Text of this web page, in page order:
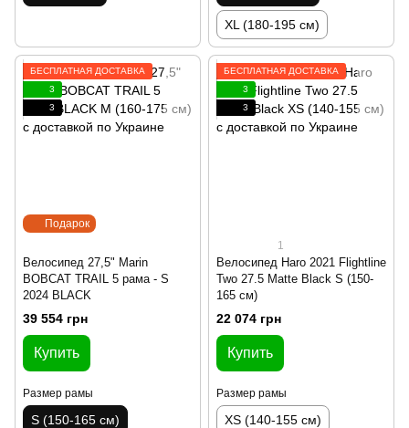
XL (180-195 см)
Подарок
БЕСПЛАТНАЯ ДОСТАВКА
3
3
Велосипед 27,5" Marin
BOBCAT TRAIL 5 рама - S
2024 BLACK
39 554 грн
Купить
Размер рамы
S (150-165 см)
БЕСПЛАТНАЯ ДОСТАВКА
3
3
1
Велосипед Haro 2021 Flightline
Two 27.5 Matte Black S (150-
165 см)
22 074 грн
Купить
Размер рамы
XS (140-155 см)